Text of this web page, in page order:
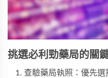
挑選必利勁藥局的關
查驗藥局執照：優先